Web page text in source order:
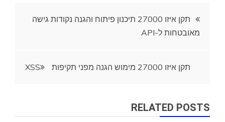
ניווט
תקן איזו 27000 תיכנון פיתוח והגנה נקודות גישה
מאובטחות ל-API
תקן איזו 27000 מימוש הגנה מפני תקיפות XSS
RELATED POSTS